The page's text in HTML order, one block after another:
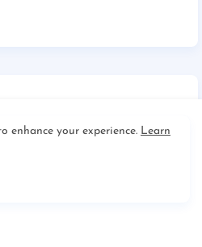
Kalender KARTINI KBIT-
enhance your experience. Learn